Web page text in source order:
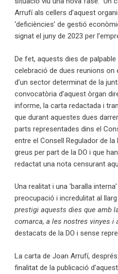
Arrufí als cellers d’aquest
‘deficiències’ de gestió
signat el juny de 2023 per
De fet, aquests dies de
celebració de dues reunions on
d’un sector determinat de la
convocatòria d’aquest òrgan
informe, la carta redactada i
que durant aquestes dues
parts representades dins el
entre el Consell Regulador de
greus per part de la DO i que
redactat una nota censurant
Una realitat i una ‘baralla
preocupació i incredulitat al
prestigi aquests dies que amb
comarca, a les nostres vinyes i
destacats de la DO i sense
La carta de Joan Arrufí,
finalitat de la publicació